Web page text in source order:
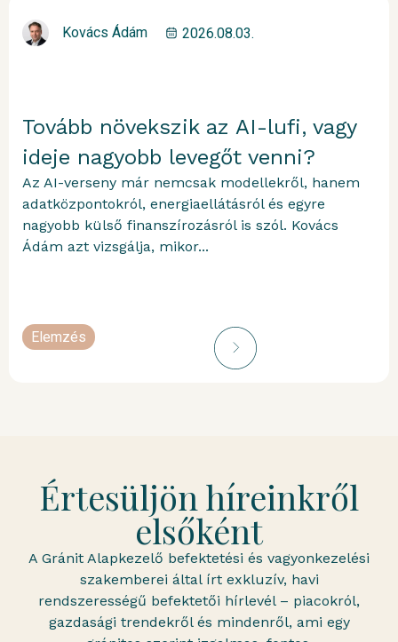
Kovács Ádám 2026.08.03.
Tovább növekszik az AI-lufi, vagy
ideje nagyobb levegőt venni?
Az AI-verseny már nemcsak modellekről, hanem
adatközpontokról, energiaellátásról és egyre
nagyobb külső finanszírozásról is szól. Kovács
Ádám azt vizsgálja, mikor...
Elemzés
Értesüljön híreinkről
elsőként
A Gránit Alapkezelő befektetési és vagyonkezelési
szakemberei által írt exkluzív, havi
rendszerességű befektetői hírlevél – piacokról,
gazdasági trendekről és mindenről, ami egy